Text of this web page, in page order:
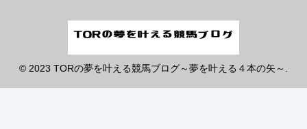
© 2023 TORの夢を叶える競馬ブログ～夢を叶える４本の矢～.